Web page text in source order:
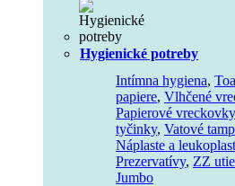
Hygienické potreby
Intímna hygiena,
papiere, Vlhčené
Papierové vreckovky
tyčinky, Vatové
Náplaste a
Prezervatívy, ZZ
Jumbo